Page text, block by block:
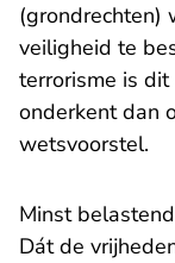
(grondrechten)
veiligheid te
terrorisme is
onderkent dan
wetsvoorstel.
Minst belastend
Dát de